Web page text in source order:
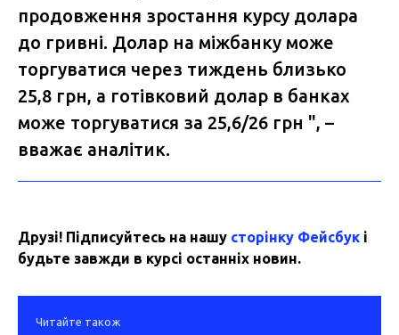
продовження зростання курсу долара
до гривні. Долар на міжбанку може
торгуватися через тиждень близько
25,8 грн, а готівковий долар в банках
може торгуватися за 25,6/26 грн ", –
вважає аналітик.
Друзі! Підписуйтесь на нашу сторінку Фейсбук і
будьте завжди в курсі останніх новин.
Читайте також